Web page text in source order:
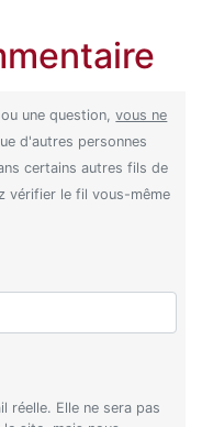
ou une question,vous ne
d'autres personnes
certains autres fils de
vérifier le fil vous-même
réelle. Elle ne sera pas